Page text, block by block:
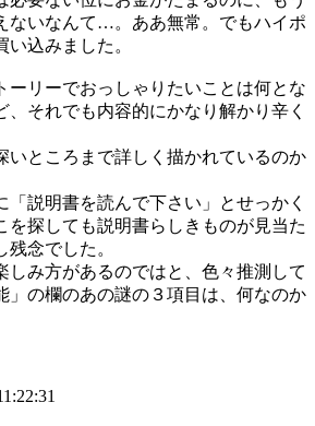
ないなんて…。ああ無常。でもハイポ
込みました。
ーリーでおっしゃりたいことは何とな
、それでも内容的にかなり解かり辛く
いところまで詳しく描かれているのか
「説明書を読んで下さい」とせっかく
を探しても説明書らしきものが見当た
念でした。
しみ方があるのではと、色々推測して
の欄のあの謎の３項目は、何なのか